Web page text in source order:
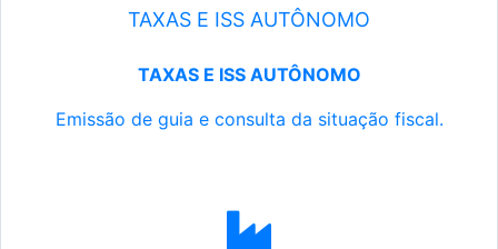
TAXAS E ISS AUTÔNOMO
TAXAS E ISS AUTÔNOMO
Emissão de guia e consulta da situação fiscal.